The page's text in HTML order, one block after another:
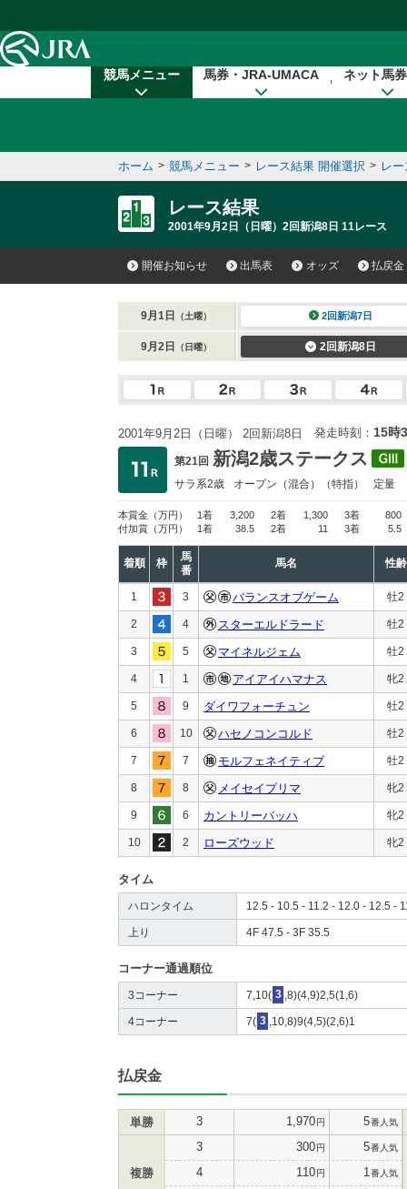
競馬メニュー 馬券・JRA-UMACA ネット馬
ホーム > 競馬メニュー > レース結果 開催選択 > レ
レース結果
2001年9月2日（日曜）2回新潟8日 11レース
開催お知らせ 出馬表 オッズ 払戻金
9月1日 （土曜） 2回新潟7日
9月2日 （日曜） 2回新潟8日
2001年9月2日（日曜） 2回新潟8日 発走時刻： 15時
第21回 新潟2歳ステークス
サラ系2歳 オープン （混合）（特指） 定量
本賞金 （万円） 1着 3,200 2着 1,300 3着
800
付加賞 （万円） 1着 38.5 2着 11 3着 5.5
着順 枠
馬
番
馬名 性齢
1 3 バランスオブゲーム 牡2
2 4 スターエルドラード 牡2
3 5 マイネルジェム 牡2
4 1 アイアイハマナス 牝2
5 9 ダイワフォーチュン 牡2
6 10 ハセノコンコルド 牡2
7 7 モルフェネイティブ 牡2
8 8 メイセイプリマ 牝2
9 6 カントリーバッハ 牝2
10 2 ローズウッド 牝2
タイム
ハロンタイム 12.5 - 10.5 - 11.2 - 12.0 - 12.5 -
上り 4F 47.5 - 3F 35.5
コーナー通過順位
3コーナー 7,10( 3 ,8)(4,9)2,5(1,6)
4コーナー 7( 3 ,10,8)9(4,5)(2,6)1
払戻金
単勝 3 1,970円 5番人気
複勝
3 300円 5番人気
4 110円 1 番人気